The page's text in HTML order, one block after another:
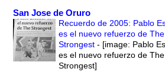
San Jose de Oruro
Recuerdo de 2005: Pablo
es el nuevo refuerzo de The
Strongest - [image: Pablo
es el nuevo refuerzo de The
Strongest]